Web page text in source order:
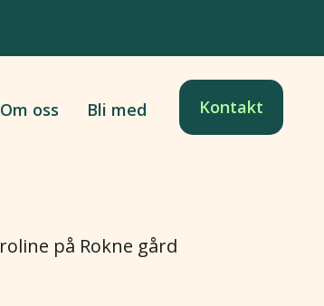
Om oss Bli med Kontakt